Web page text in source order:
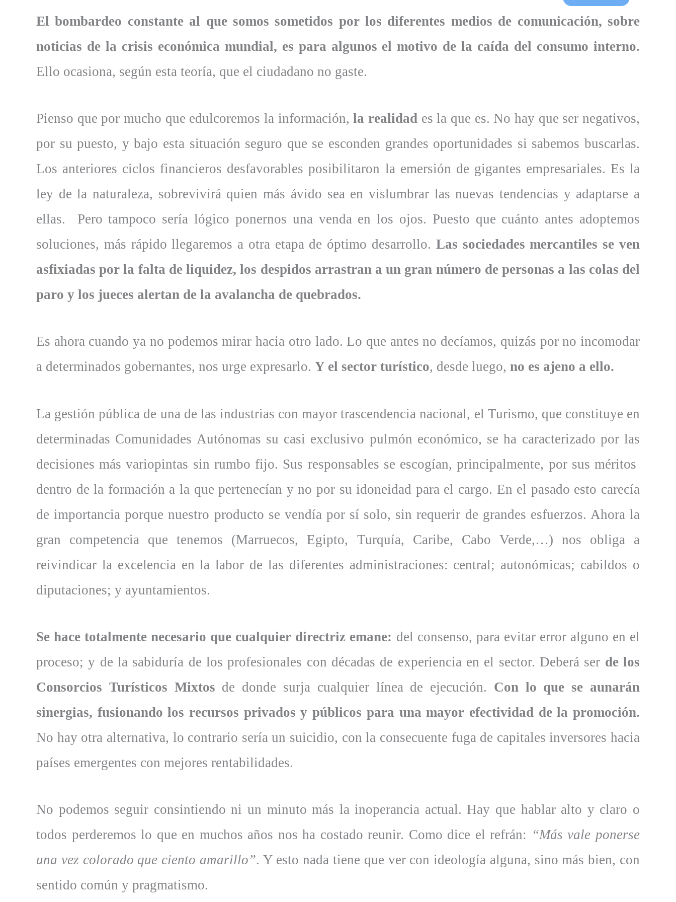
El bombardeo constante al que somos sometidos por los diferentes medios de comunicación, sobre
noticias de la crisis económica mundial, es para algunos el motivo de la caída del consumo interno.
Ello ocasiona, según esta teoría, que el ciudadano no gaste.
Pienso que por mucho que edulcoremos la información,la realidad es la que es. No hay que ser negativos,
por su puesto, y bajo esta situación seguro que se esconden grandes oportunidades si sabemos buscarlas.
Los anteriores ciclos financieros desfavorables posibilitaron la emersión de gigantes empresariales. Es la
ley de la naturaleza, sobrevivirá quien más ávido sea en vislumbrar las nuevas tendencias y adaptarse a
ellas. Pero tampoco sería lógico ponernos una venda en los ojos. Puesto que cuánto antes adoptemos
soluciones, más rápido llegaremos a otra etapa de óptimo desarrollo. Las sociedades mercantiles se ven
asfixiadas por la falta de liquidez, los despidos arrastran a un gran número de personas a las colas del
paro y los jueces alertan de la avalancha de quebrados.
Es ahora cuando ya no podemos mirar hacia otro lado. Lo que antes no decíamos, quizás por no incomodar
a determinados gobernantes, nos urge expresarlo. Y el sector turístico, desde luego, no es ajeno a ello.
La gestión pública de una de las industrias con mayor trascendencia nacional, el Turismo, que constituye en
determinadas Comunidades Autónomas su casi exclusivo pulmón económico, se ha caracterizado por las
decisiones más variopintas sin rumbo fijo. Sus responsables se escogían, principalmente, por sus méritos
dentro de la formación a la que pertenecían y no por su idoneidad para el cargo. En el pasado esto carecía
de importancia porque nuestro producto se vendía por sí solo, sin requerir de grandes esfuerzos. Ahora la
gran competencia que tenemos (Marruecos, Egipto, Turquía, Caribe, Cabo Verde,…) nos obliga a
reivindicar la excelencia en la labor de las diferentes administraciones: central; autonómicas; cabildos o
diputaciones; y ayuntamientos.
Se hace totalmente necesario que cualquier directriz emane: del consenso, para evitar error alguno en el
proceso; y de la sabiduría de los profesionales con décadas de experiencia en el sector. Deberá ser de los
Consorcios Turísticos Mixtos de donde surja cualquier línea de ejecución. Con lo que se aunarán
sinergias, fusionando los recursos privados y públicos para una mayor efectividad de la promoción.
No hay otra alternativa, lo contrario sería un suicidio, con la consecuente fuga de capitales inversores hacia
países emergentes con mejores rentabilidades.
No podemos seguir consintiendo ni un minuto más la inoperancia actual. Hay que hablar alto y claro o
todos perderemos lo que en muchos años nos ha costado reunir. Como dice el refrán: “Más vale ponerse
una vez colorado que ciento amarillo”. Y esto nada tiene que ver con ideología alguna, sino más bien, con
sentido común y pragmatismo.